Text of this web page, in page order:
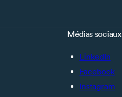
Médias sociaux
LinkedIn
Facebook
Instagram